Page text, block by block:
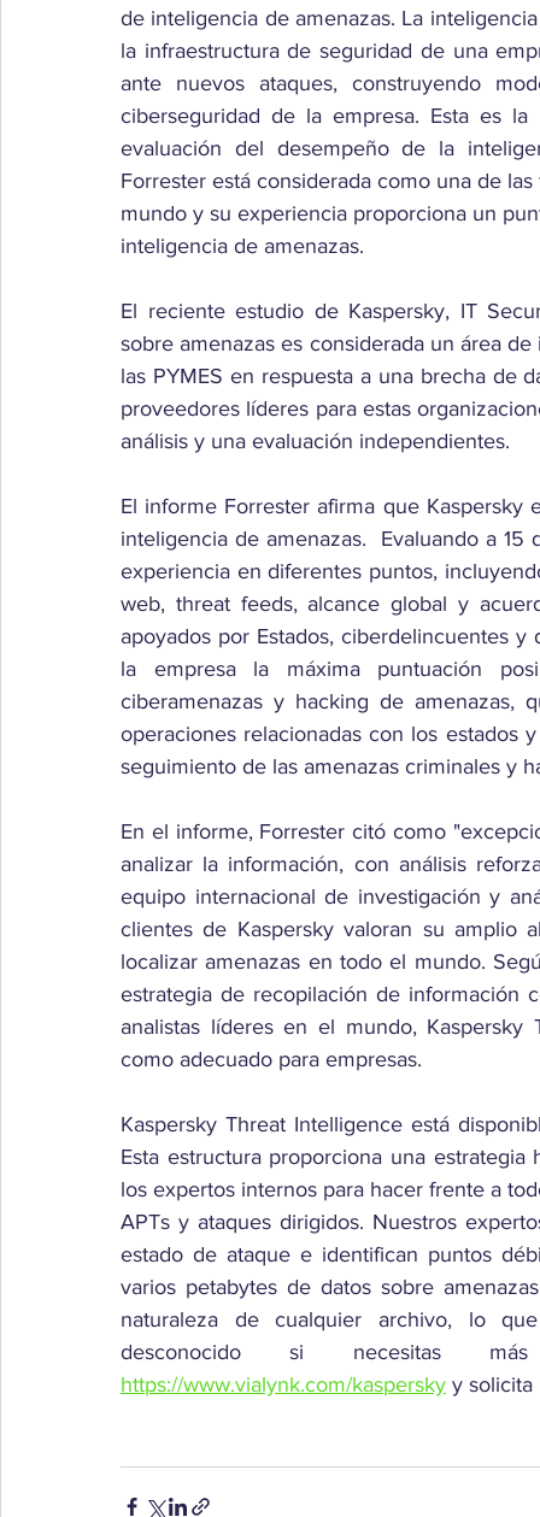
de inteligencia de amenazas. La
la infraestructura de seguridad de una
ante nuevos ataques, construyendo
ciberseguridad de la empresa. Esta es
evaluación del desempeño de la
Forrester está considerada como una de
mundo y su experiencia proporciona un
inteligencia de amenazas.
El reciente estudio de Kaspersky, IT
sobre amenazas es considerada un área
las PYMES en respuesta a una brecha de
proveedores líderes para estas
análisis y una evaluación independientes.
El informe Forrester afirma que Kaspersky
inteligencia de amenazas.  Evaluando a
experiencia en diferentes puntos,
web, threat feeds, alcance global y
apoyados por Estados, ciberdelincuentes
la empresa la máxima puntuación
ciberamenazas y hacking de amenazas,
operaciones relacionadas con los estados
seguimiento de las amenazas criminales y
En el informe, Forrester citó como
analizar la información, con análisis
equipo internacional de investigación y
clientes de Kaspersky valoran su amplio
localizar amenazas en todo el mundo.
estrategia de recopilación de información
analistas líderes en el mundo, Kaspersky
como adecuado para empresas.
Kaspersky Threat Intelligence está
Esta estructura proporciona una
los expertos internos para hacer frente a
APTs y ataques dirigidos. Nuestros
estado de ataque e identifican puntos
varios petabytes de datos sobre
naturaleza de cualquier archivo, lo
https://www.vialynk.com/kaspersky y solicita